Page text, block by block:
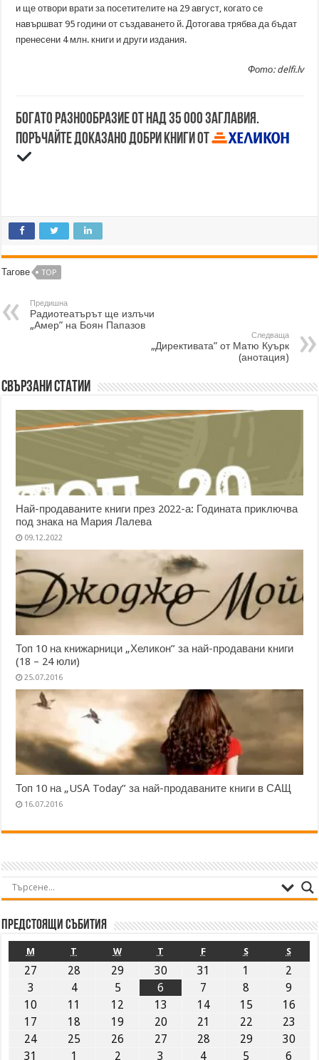
и ще отвори врати за посетителите на 29 август, когато се
навършват 95 години от създаването й. Дотогава трябва да бъдат
пренесени 4 млн. книги и други издания.
Фото: delfi.lv
Богато разнообразие от над 35 000 заглавия.
Поръчайте доказано добри книги от
Тагове TOP
Предишна
Радиотеатърът ще излъчи
„Амер” на Боян Папазов
Следваща
„Директивата” от Матю Куърк
(анотация)
Свързани статии
Най-продаваните книги през 2022-а: Годината приключва
под знака на Мария Лалева
09.12.2022
Топ 10 на книжарници „Хеликон” за най-продавани книги
(18 – 24 юли)
25.07.2016
Топ 10 на „USА Today” за най-продаваните книги в САЩ
16.07.2016
Предстоящи събития
M T W T F S S
27 28 29 30 31 1
2
3
4 5 6 7 8
9
10
11 12 13 14 15
16
17
18 19 20 21 22
23
24
25 26 27 28 29
30
31
1 2 3 4 5 6